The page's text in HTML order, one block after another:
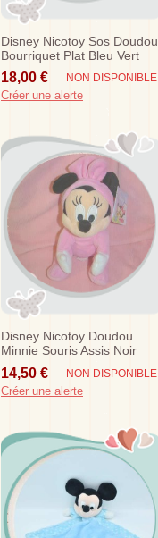
Disney Nicotoy Sos Doudou
Bourriquet Plat Bleu Vert
Elephant
18,00 € NON DISPONIBLE
Créer une alerte
Disney Nicotoy Doudou
Minnie Souris Assis Noir
Rose Sos
14,50 € NON DISPONIBLE
Créer une alerte